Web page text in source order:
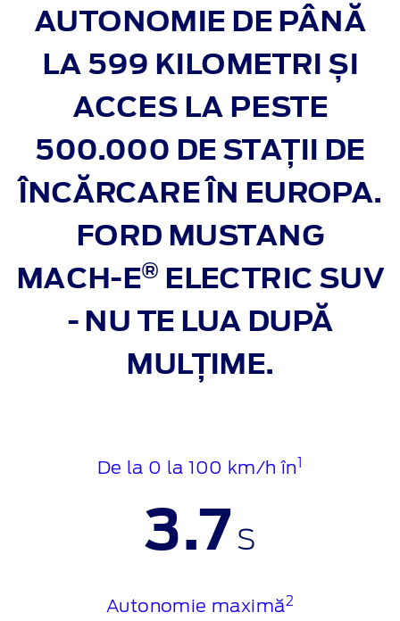
AUTONOMIE DE PÂNĂ
LA 599 KILOMETRI ȘI
ACCES LA PESTE
500.000 DE STAȚII DE
ÎNCĂRCARE ÎN EUROPA.
FORD MUSTANG
MACH‑E® ELECTRIC SUV
- NU TE LUA DUPĂ
MULȚIME.
De la 0 la 100 km/h în1
3.7s
Autonomie maximă2